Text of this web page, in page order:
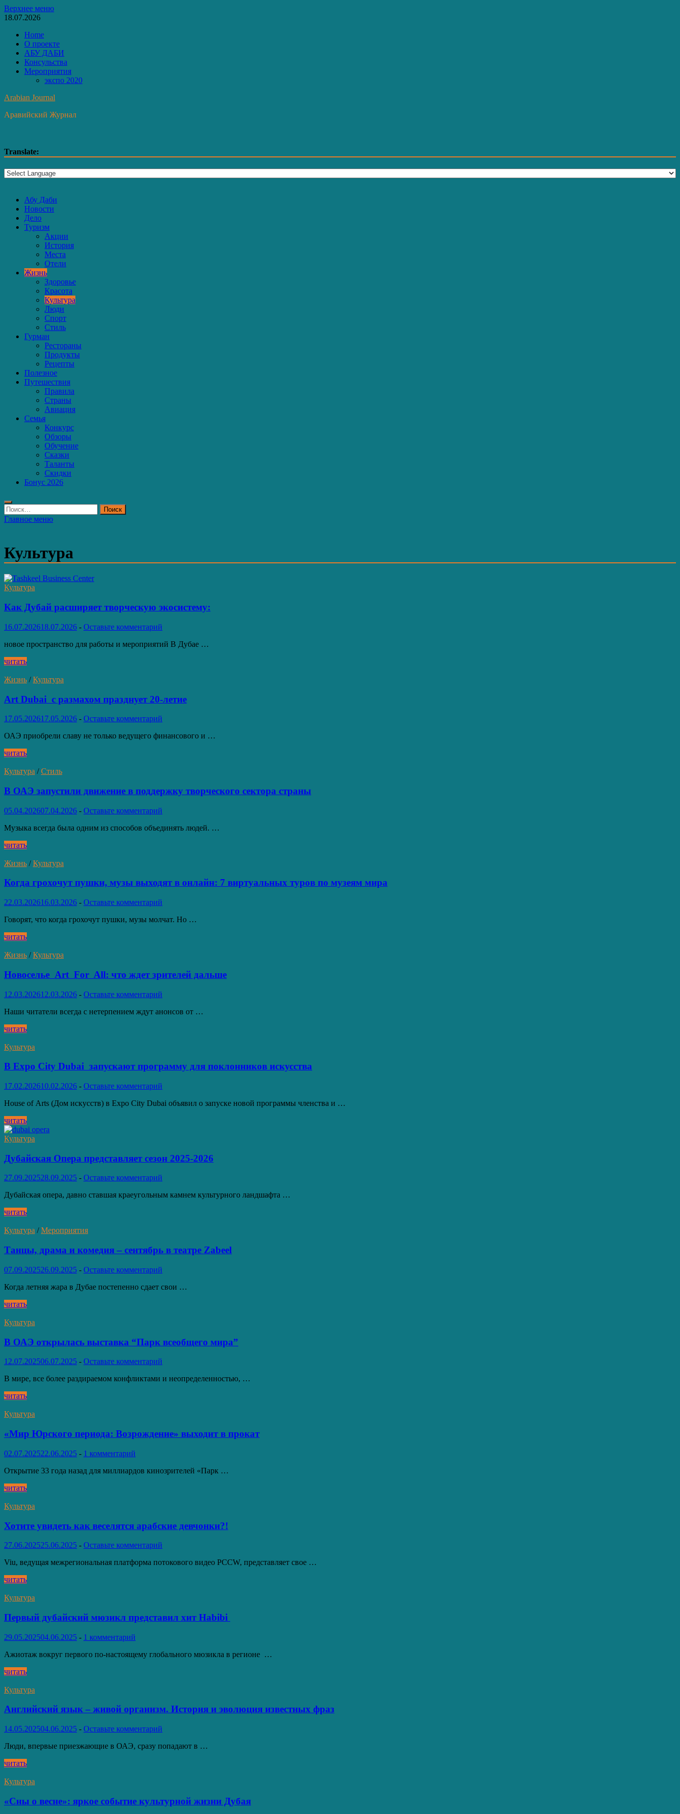
Перейти
к
Верхнее меню
18.07.2026
Home
О проекте
АБУ ДАБИ
Консульства
Мероприятия
экспо 2020
Arabian Journal
Аравийский Журнал
Translate:
Абу Даби
Новости
Дело
Туризм
Акции
История
Места
Отели
Жизнь
Здоровье
Красота
Культура
Люди
Спорт
Стиль
Гурман
Рестораны
Продукты
Рецепты
Полезное
Путешествия
Правила
Страны
Авиация
Семья
Конкурс
Обзоры
Обучение
Сказки
Таланты
Скидки
Бонус 2026
Найти:
Главное меню
Культура
Культура
Как Дубай расширяет творческую экосистему:
16.07.202618.07.2026 - Оставьте комментарий
новое пространство для работы и мероприятий В Дубае …
Как
расширяет
экосистему:
читать
Жизнь /Культура
Art Dubai с размахом празднует 20-летие
17.05.202617.05.2026 - Оставьте комментарий
ОАЭ приобрели славу не только ведущего финансового и …
Art Dubai
размахом
20-
летие
читать
Культура /Стиль
В ОАЭ запустили движение в поддержку творческого сектора страны
05.04.202607.04.2026 - Оставьте комментарий
Музыка всегда была одним из способов объединять людей. …
В
запустили
в
поддержку
творческого
сектора
страны
читать
Жизнь /Культура
Когда грохочут пушки, музы выходят в онлайн: 7 виртуальных туров по музеям мира
22.03.202616.03.2026 - Оставьте комментарий
Говорят, что когда грохочут пушки, музы молчат. Но …
Когда
пушки,
выходят
в
онлайн:
7
виртуальных
по
мира
читать
Жизнь /Культура
Новоселье Art For All: что ждет зрителей дальше
12.03.202612.03.2026 - Оставьте комментарий
Наши читатели всегда с нетерпением ждут анонсов от …
Новоселье
For
что
зрителей
дальше
читать
Культура
В Expo City Dubai запускают программу для поклонников искусства
17.02.202610.02.2026 - Оставьте комментарий
House of Arts (Дом искусств) в Expo City Dubai объявил о запуске новой программы членства и …
В Expo City Dubai
запускают
программу
поклонников
искусства
читать
Культура
Дубайская Опера представляет сезон 2025-2026
27.09.202528.09.2025 - Оставьте комментарий
Дубайская опера, давно ставшая краеугольным камнем культурного ландшафта …
Дубайская
представляет
2025-
читать
Культура /Мероприятия
Танцы, драма и комедия – сентябрь в театре Zabeel
07.09.202526.09.2025 - Оставьте комментарий
Когда летняя жара в Дубае постепенно сдает свои …
Танцы,
и
–
сентябрь
в
театре Zabeel
читать
Культура
В ОАЭ открылась выставка “Парк всеобщего мира”
12.07.202506.07.2025 - Оставьте комментарий
В мире, все более раздираемом конфликтами и неопределенностью, …
В
открылась
“Парк
всеобщего
мира”
читать
Культура
«Мир Юрского периода: Возрождение» выходит в прокат
02.07.202522.06.2025 - 1 комментарий
Открытие 33 года назад для миллиардов кинозрителей «Парк …
«Мир
периода:
выходит
в
прокат
читать
Культура
Хотите увидеть как веселятся арабские девчонки?!
27.06.202525.06.2025 - Оставьте комментарий
Viu, ведущая межрегиональная платформа потокового видео PCCW, представляет свое …
Хотите
как
арабские
девчонки?!
читать
Культура
Первый дубайский мюзикл представил хит Habibi
29.05.202504.06.2025 - 1 комментарий
Ажиотаж вокруг первого по-настоящему глобального мюзикла в регионе …
Первый
мюзикл
хит
читать
Культура
Английский язык – живой организм. История и эволюция известных фраз
14.05.202504.06.2025 - Оставьте комментарий
Люди, впервые приезжающие в ОАЭ, сразу попадают в …
Английский
–
организм.
История
читать
Культура
«Сны о весне»: яркое событие культурной жизни Дубая